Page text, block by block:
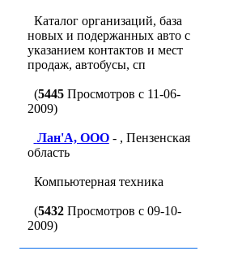
Каталог организаций, база
новых и подержанных авто с
указанием контактов и мест
продаж, автобусы, сп
(5445Просмотров с 11-06-
2009)
Лан'A, ООО- , Пензенская
область
Компьютерная техника
(5432Просмотров с 09-10-
2009)